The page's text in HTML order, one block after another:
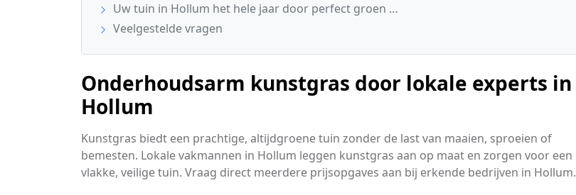
Uw tuin in Hollum het hele jaar door perfect groen …
Veelgestelde vragen
Onderhoudsarm kunstgras door lokale experts in
Hollum
Kunstgras biedt een prachtige, altijdgroene tuin zonder de last van maaien, sproeien of
bemesten. Lokale vakmannen in Hollum leggen kunstgras aan op maat en zorgen voor een
vlakke, veilige tuin. Vraag direct meerdere prijsopgaves aan bij erkende bedrijven in Hollum.